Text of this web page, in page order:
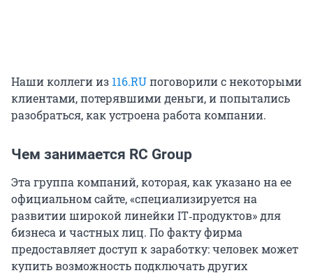
Наши коллеги из 116.RUпоговорили с некоторыми
клиентами, потерявшими деньги, и попытались
разобраться, как устроена работа компании.
Чем занимается RC Group
Эта группа компаний, которая, как указано на ее
официальном сайте, «специализируется на
развитии широкой линейки IT‑продуктов» для
бизнеса и частных лиц. По факту фирма
предоставляет доступ к заработку: человек может
купить возможность подключать других